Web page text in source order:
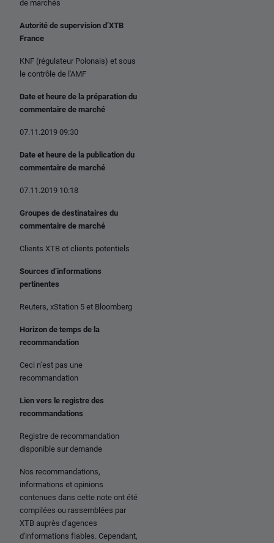
de marchés
Autorité de supervision d’XTB
France
KNF (régulateur Polonais) et sous
le contrôle de l'AMF
Date et heure de la préparation du
commentaire de marché
07.11.2019 09:30
Date et heure de la publication du
commentaire de marché
07.11.2019 10:18
Groupes de destinataires du
commentaire de marché
Clients XTB et clients potentiels
Sources d’informations
pertinentes
Reuters, xStation 5 et Bloomberg
Horizon de temps de la
recommandation
Ceci n’est pas une
recommandation
Lien vers le registre des
recommandations
Registre de recommandation
disponible sur demande
Nos recommandations,
informations et opinions
contenues dans cette note ont été
compilées ou rassemblées par
XTB auprès d'agences
d'informations fiables. Cependant,